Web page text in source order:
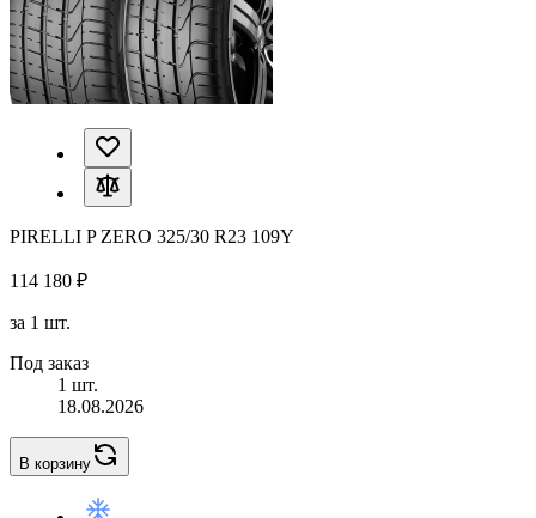
PIRELLI P ZERO 325/30 R23 109Y
114 180 ₽
за 1 шт.
Под заказ
1 шт.
18.08.2026
В корзину